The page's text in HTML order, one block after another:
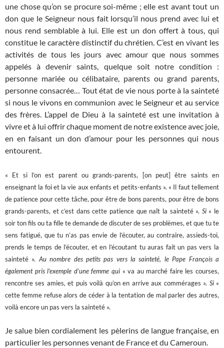
une chose qu’on se procure soi-même ; elle est avant tout un
don que le Seigneur nous fait lorsqu’il nous prend avec lui et
nous rend semblable à lui. Elle est un don offert à tous, qui
constitue le caractère distinctif du chrétien. C’est en vivant les
activités de tous les jours avec amour que nous sommes
appelés à devenir saints, quelque soit notre condition :
personne mariée ou célibataire, parents ou grand parents,
personne consacrée… Tout état de vie nous porte à la sainteté
si nous le vivons en communion avec le Seigneur et au service
des frères. L’appel de Dieu à la sainteté est une invitation à
vivre et à lui offrir chaque moment de notre existence avec joie,
en en faisant un don d’amour pour les personnes qui nous
entourent.
« Et si l’on est parent ou grands-parents, [on peut] être saints en
enseignant la foi et la vie aux enfants et petits-enfants ». « Il faut tellement
de patience pour cette tâche, pour être de bons parents, pour être de bons
grands-parents, et c’est dans cette patience que naît la sainteté ». Si« le
soir ton fils ou ta fille te demande de discuter de ses problèmes, et que tu te
sens fatigué, que tu n’as pas envie de l’écouter, au contraire, assieds-toi,
prends le temps de l’écouter, et en l’écoutant tu auras fait un pas vers la
sainteté ». Au nombre des petits pas vers la sainteté, le Pape François a
également pris l’exemple d’une femme qui« va au marché faire les courses,
rencontre ses amies, et puis voilà qu’on en arrive aux commérages ». Si«
cette femme refuse alors de céder à la tentation de mal parler des autres,
voilà encore un pas vers la sainteté ».
Je salue bien cordialement les pèlerins de langue française, en
particulier les personnes venant de France et du Cameroun.